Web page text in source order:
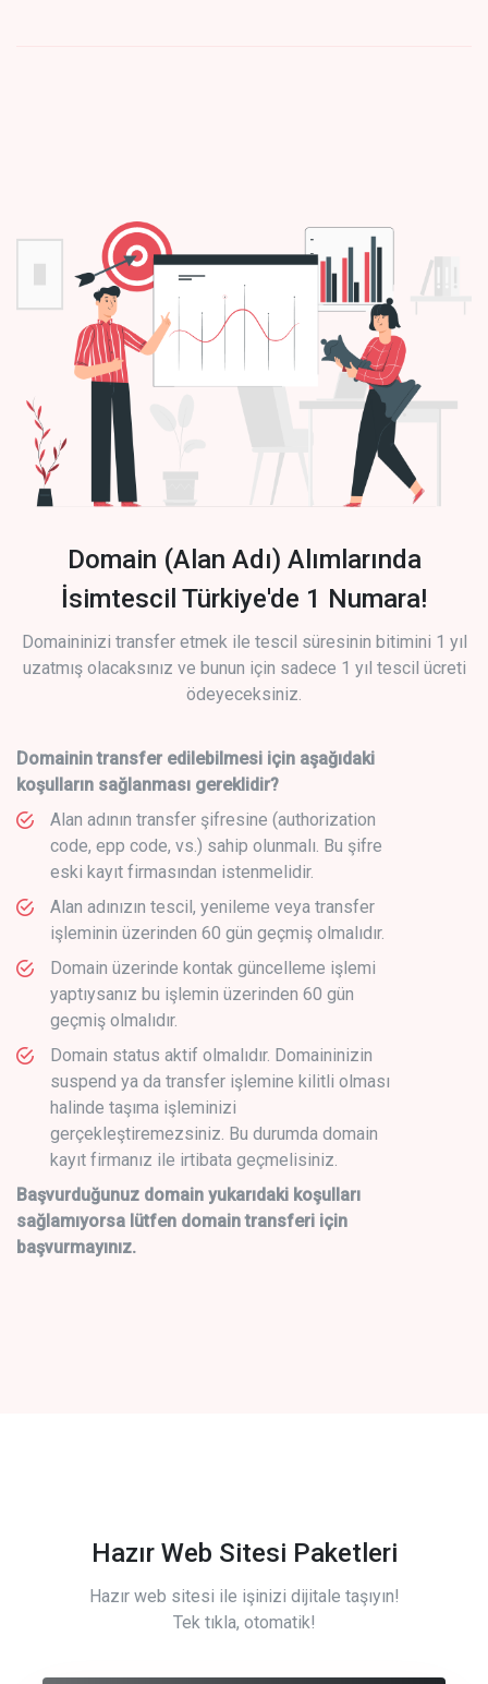
Domain (Alan Adı) Alımlarında
İsimtescil Türkiye'de 1 Numara!
Domaininizi transfer etmek ile tescil süresinin bitimini 1 yıl
uzatmış olacaksınız ve bunun için sadece 1 yıl tescil ücreti
ödeyeceksiniz.
Domainin transfer edilebilmesi için aşağıdaki
koşulların sağlanması gereklidir?
Alan adının transfer şifresine (authorization
code, epp code, vs.) sahip olunmalı. Bu şifre
eski kayıt firmasından istenmelidir.
Alan adınızın tescil, yenileme veya transfer
işleminin üzerinden 60 gün geçmiş olmalıdır.
Domain üzerinde kontak güncelleme işlemi
yaptıysanız bu işlemin üzerinden 60 gün
geçmiş olmalıdır.
Domain status aktif olmalıdır. Domaininizin
suspend ya da transfer işlemine kilitli olması
halinde taşıma işleminizi
gerçekleştiremezsiniz. Bu durumda domain
kayıt firmanız ile irtibata geçmelisiniz.
Başvurduğunuz domain yukarıdaki koşulları
sağlamıyorsa lütfen domain transferi için
başvurmayınız.
Hazır Web Sitesi Paketleri
Hazır web sitesi ile işinizi dijitale taşıyın!
Tek tıkla, otomatik!